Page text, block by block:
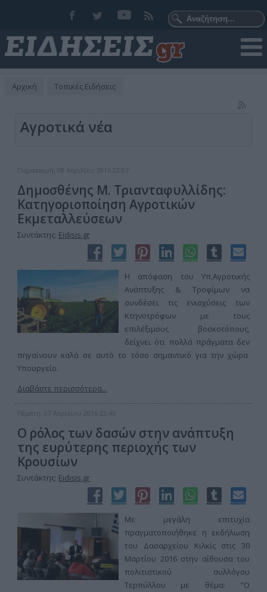
Αρχική Τοπικές Ειδήσεις
Αγροτικά νέα
Παρασκευή, 08 Απριλίου 2016 22:07
Δημοσθένης Μ. Τριανταφυλλίδης:
Κατηγοριοποίηση Αγροτικών
Εκμεταλλεύσεων
Συντάκτης: Eidisis.gr
Η απόφαση του Υπ.Αγροτικής
Ανάπτυξης & Τροφίμων να
συνδέσει τις ενισχύσεις των
Κτηνοτρόφων με τους
επιλέξιμους βοσκοτόπους,
δείχνει ότι πολλά πράγματα δεν
πηγαίνουν καλά σε αυτό το τόσο σημαντικό για την χώρα
Υπουργείο.
Διαβάστε περισσότερα...
Πέμπτη, 07 Απριλίου 2016 22:46
Ο ρόλος των δασών στην ανάπτυξη
της ευρύτερης περιοχής των
Κρουσίων
Συντάκτης: Eidisis.gr
Με μεγάλη επιτυχία
πραγματοποιήθηκε η εκδήλωση
του Δασαρχείου Κιλκίς στις 30
Μαρτίου 2016 στην αίθουσα του
πολιτιστικού συλλόγου
Τερπύλλου με θέμα: "Ο